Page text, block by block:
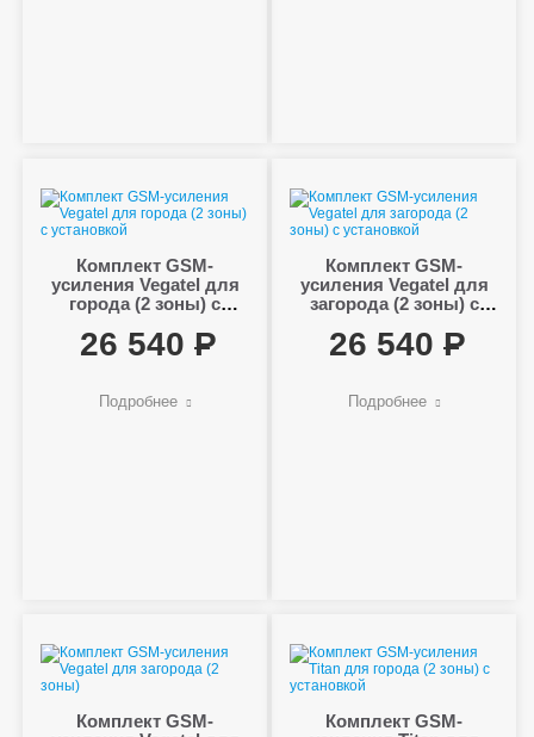
Комплект GSM-
усиления Vegatel для
города (2 зоны) с
26 540
Подробнее
Комплект GSM-
усиления Vegatel для
загорода (2 зоны) с
26 540
Подробнее
Комплект GSM-
Комплект GSM-